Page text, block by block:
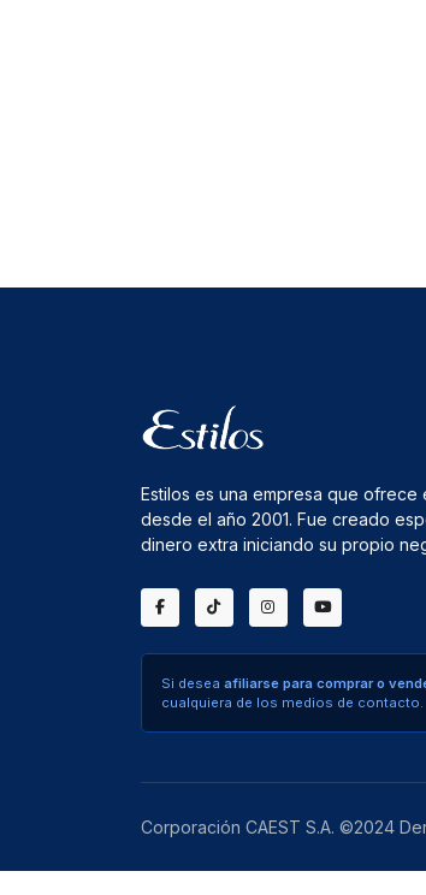
Estilos es una empresa que
desde el año 2001. Fue creado
dinero extra iniciando su propio
Si desea afiliarse para comprar o
cualquiera de los medios de contacto.
Corporación CAEST S.A. ©2024